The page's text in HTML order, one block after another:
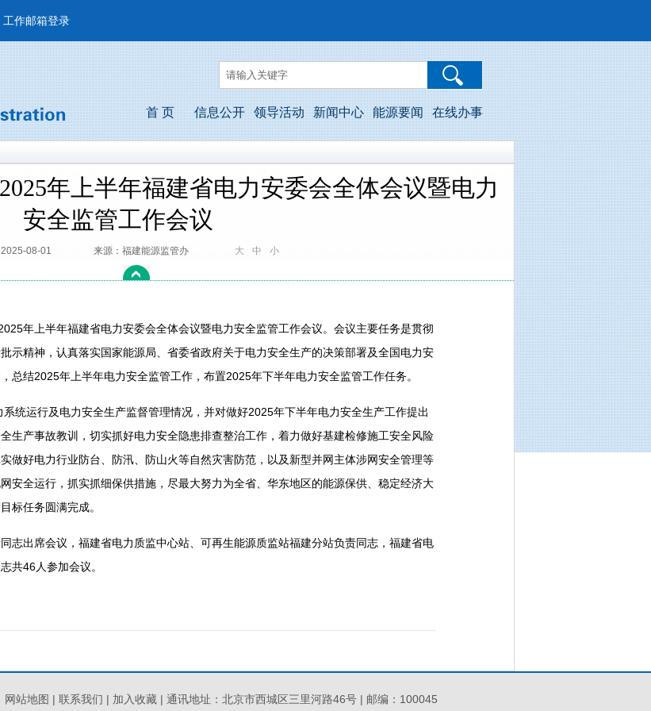
工作邮箱登录
首 页 信息公开 领导活动 新闻中心 能源要闻 在线办事
年上半年福建省电力安委会全体会议暨电力
安全监管工作会议
08-01 来源：福建能源监管办 大 中 小
年上半年福建省电力安委会全体会议暨电力安全监管工作会议。会议主要任务是贯彻
示精神，认真落实国家能源局、省委省政府关于电力安全生产的决策部署及全国电力安
总结2025年上半年电力安全监管工作，布置2025年下半年电力安全监管工作任务。
运行及电力安全生产监督管理情况，并对做好2025年下半年电力安全生产工作提出
生产事故教训，切实抓好电力安全隐患排查整治工作，着力做好基建检修施工安全风险
做好电力行业防台、防汛、防山火等自然灾害防范，以及新型并网主体涉网安全管理等
安全运行，抓实抓细保供措施，尽最大努力为全省、华东地区的能源保供、稳定经济大
标任务圆满完成。
出席会议，福建省电力质监中心站、可再生能源质监站福建分站负责同志，福建省电
共46人参加会议。